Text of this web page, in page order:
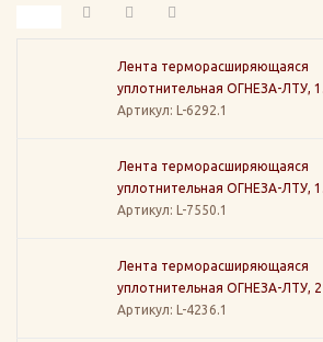
Лента терморасширяющаяся
уплотнительная ОГНЕЗА-ЛТУ,
Артикул: L-6292.1
Лента терморасширяющаяся
уплотнительная ОГНЕЗА-ЛТУ,
Артикул: L-7550.1
Лента терморасширяющаяся
уплотнительная ОГНЕЗА-ЛТУ,
Артикул: L-4236.1